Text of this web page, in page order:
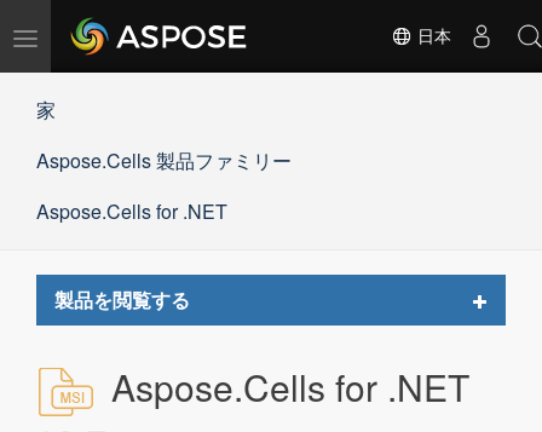
ナ
ー
ョ
の
日本
家
Aspose.Cells 製品ファミリー
Aspose.Cells for .NET
製品を閲覧する
Toggle
Aspose.Cells for .NET